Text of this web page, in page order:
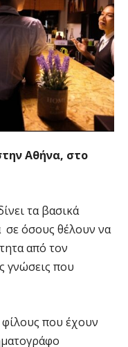
Αθήνα, στο
τα βασικά
σε όσους θέλουν να
από τον
γνώσεις που
φίλους που έχουν